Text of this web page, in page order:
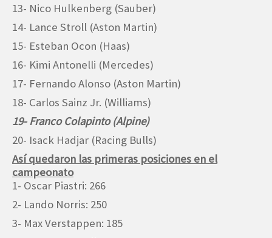
13- Nico Hulkenberg (Sauber)
14- Lance Stroll (Aston Martin)
15- Esteban Ocon (Haas)
16- Kimi Antonelli (Mercedes)
17- Fernando Alonso (Aston Martin)
18- Carlos Sainz Jr. (Williams)
19- Franco Colapinto (Alpine)
20- Isack Hadjar (Racing Bulls)
Así quedaron las primeras posiciones en el
campeonato
1- Oscar Piastri: 266
2- Lando Norris: 250
3- Max Verstappen: 185